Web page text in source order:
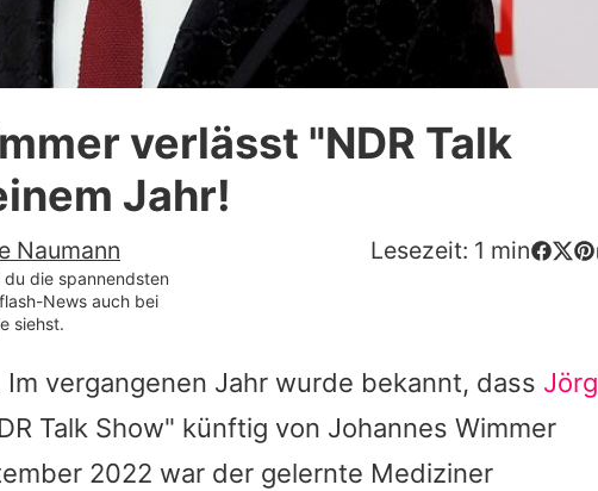
Impressum
Datenschutzerklärung
Nutzungsbedingungen
Utiq verwalten
verlässt "NDR Talk
Jahr!
Naumann Lesezeit: 1 min
du die spannendsten
News auch bei
siehst.
vergangenen Jahr wurde bekannt, dass Jörg
Talk Show" künftig von Johannes Wimmer
2022 war der gelernte Mediziner